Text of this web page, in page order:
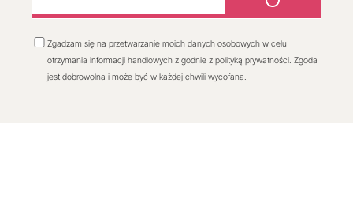
Zgadzam się na przetwarzanie moich danych osobowych w celu
otrzymania informacji handlowych z godnie z polityką prywatności. Zgoda
jest dobrowolna i może być w każdej chwili wycofana.